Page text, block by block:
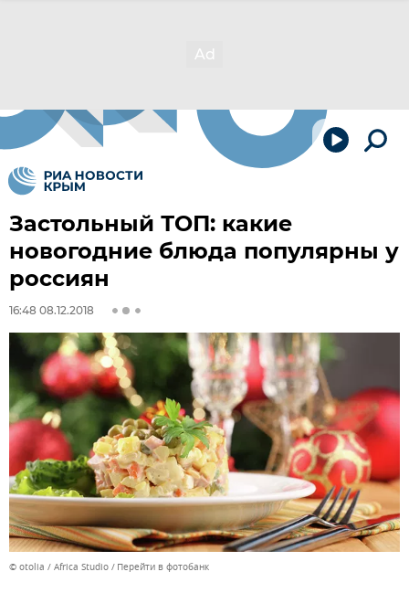
Застольный ТОП: какие
новогодние блюда популярны у
россиян
16:48 08.12.2018
© otolia / Africa Studio Перейти в фотобанк